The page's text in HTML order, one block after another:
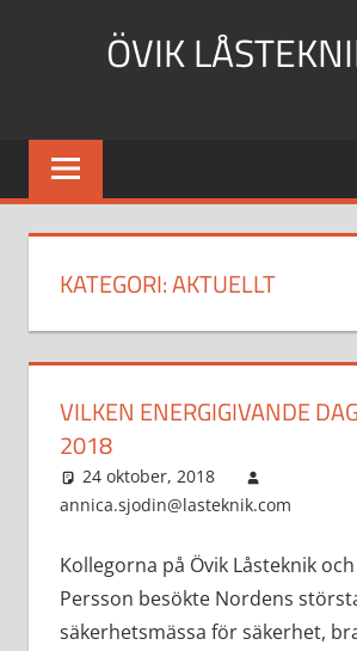
ÖVIK
KATEGORI:AKTUELLT
VILKEN ENERGIGIVANDE
2018
24 oktober, 2018
annica.sjodin@lasteknik.com
Kollegorna på Övik Låsteknik
Persson besökte Nordens
säkerhetsmässa för säkerhet,